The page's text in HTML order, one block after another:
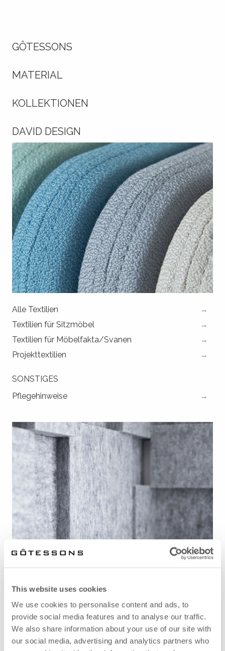
This website uses cookies
We use cookies to personalise content and ads, to
provide social media features and to analyse our traffic.
We also share information about your use of our site with
our social media, advertising and analytics partners who
GÖTESSONS
MATERIAL
KOLLEKTIONEN
DAVID DESIGN
Alle Textilien
Textilien für Sitzmöbel
Textilien für Möbelfakta/Svanen
Projekttextilien
SONSTIGES
Pflegehinweise
Reißverschlüsse und Nähte
Kernmaterial EcoSUND
Weitere Materialien